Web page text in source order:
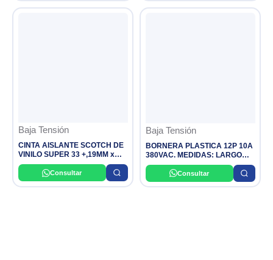
Baja Tensión
CINTA AISLANTE SCOTCH DE
VINILO SUPER 33 +,19MM x
20X1M100 EN CAJA.
Consultar
Baja Tensión
BORNERA PLASTICA 12P 10A
380VAC. MEDIDAS: LARGO
12.6 X ALTURA 1.9CM.
CONEXION DE Ø: 3,9MM
BOLSA X10 / MASTER X800
Consultar